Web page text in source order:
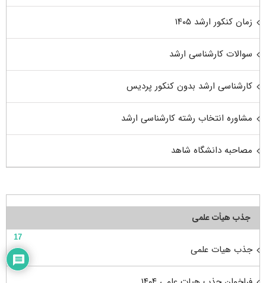
زمان کنکور ارشد ۱۴۰۵
سوالات کارشناسی ارشد
کارشناسی ارشد بدون کنکور پردیس
مشاوره انتخاب رشته کارشناسی ارشد
مصاحبه دانشگاه شاهد
جذب هیأت علمی
جذب هیات علمی
17